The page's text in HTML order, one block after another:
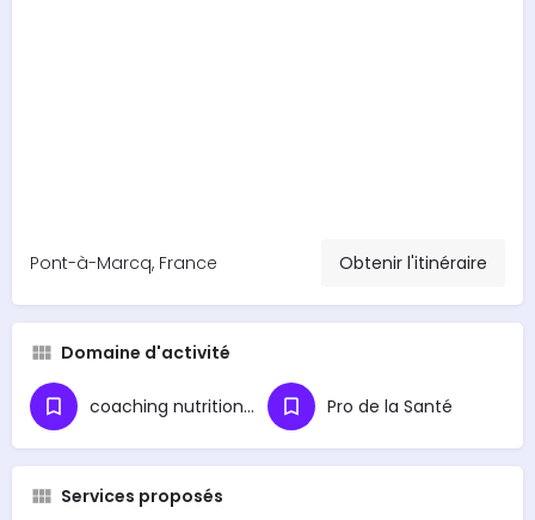
Pont-à-Marcq, France Obtenir l'itinéraire
Domaine d'activité
coaching nutritionnel Pro de la Santé
Services proposés